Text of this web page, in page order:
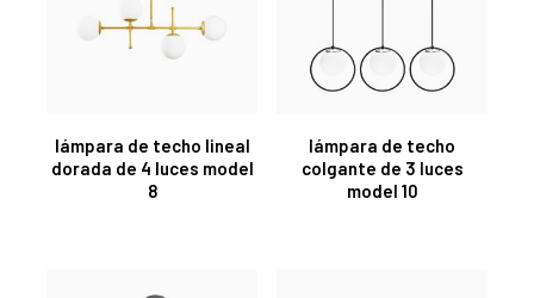
lámpara de techo lineal
dorada de 4 luces model
8
lámpara de techo
colgante de 3 luces
model 10